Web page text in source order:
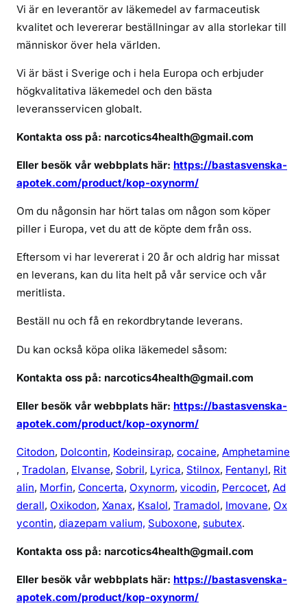
l
n
o
o
l
i
e
Vi är en leverantör av läkemedel av farmaceutisk
kvalitet och levererar beställningar av alla storlekar till
människor över hela världen.
Vi är bäst i Sverige och i hela Europa och erbjuder
högkvalitativa läkemedel och den bästa
leveransservicen globalt.
Kontakta oss på: narcotics4health@gmail.com
Eller besök vår webbplats här: https://bastasvenska-
apotek.com/product/kop-oxynorm/
Om du någonsin har hört talas om någon som köper
piller i Europa, vet du att de köpte dem från oss.
Eftersom vi har levererat i 20 år och aldrig har missat
en leverans, kan du lita helt på vår service och vår
meritlista.
Beställ nu och få en rekordbrytande leverans.
Du kan också köpa olika läkemedel såsom:
Kontakta oss på: narcotics4health@gmail.com
Eller besök vår webbplats här: https://bastasvenska-
apotek.com/product/kop-oxynorm/
Citodon, Dolcontin, Kodeinsirap, cocaine, Amphetamine
, Tradolan, Elvanse, Sobril, Lyrica, Stilnox, Fentanyl, Rit
alin, Morfin, Concerta, Oxynorm, vicodin, Percocet, Ad
derall, Oxikodon, Xanax, Ksalol, Tramadol, Imovane, Ox
ycontin, diazepam valium, Suboxone, subutex.
Kontakta oss på: narcotics4health@gmail.com
Eller besök vår webbplats här: https://bastasvenska-
apotek.com/product/kop-oxynorm/